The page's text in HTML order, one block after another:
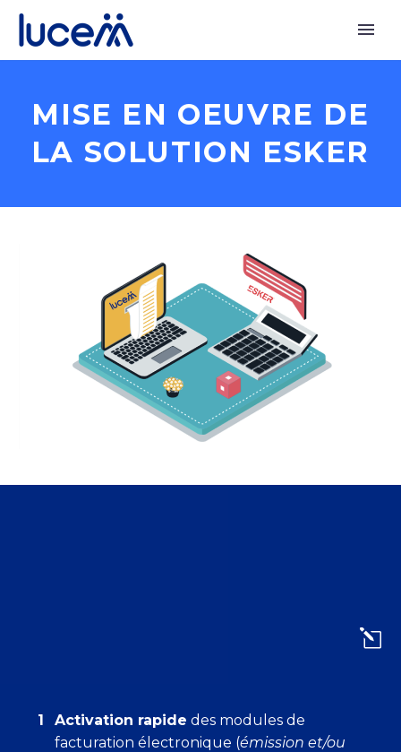
MISE EN OEUVRE DE
LA SOLUTION ESKER
l
l
Activation rapide des modules de
facturation électronique (émission et/ou